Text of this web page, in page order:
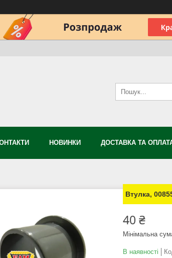
НОВИНКИ ДОСТАВКА ТА
Втулка,
40 ₴
Мінімальна
В наявності